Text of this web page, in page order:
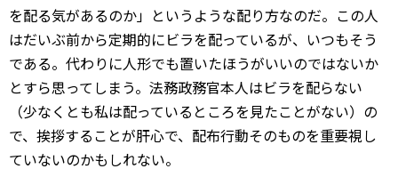
を配る気があるのか」というような配り方なのだ。この人
はだいぶ前から定期的にビラを配っているが、いつもそう
である。代わりに人形でも置いたほうがいいのではないか
とすら思ってしまう。法務政務官本人はビラを配らない
（少なくとも私は配っているところを見たことがない）の
で、挨拶することが肝心で、配布行動そのものを重要視し
ていないのかもしれない。